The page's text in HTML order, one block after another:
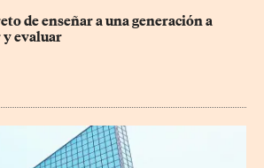
de enseñar a una generación a
y evaluar